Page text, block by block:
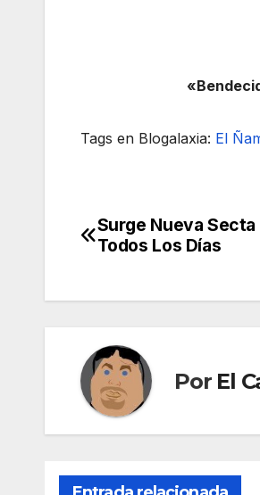
Tags en Blogalaxia: El
Navegación
entradas
Surge Nueva
Todos Los Días
Por El